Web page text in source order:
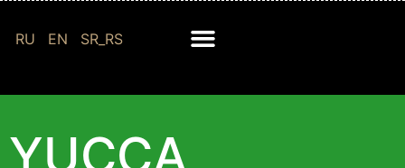
RU EN SR_RS
YUCCA